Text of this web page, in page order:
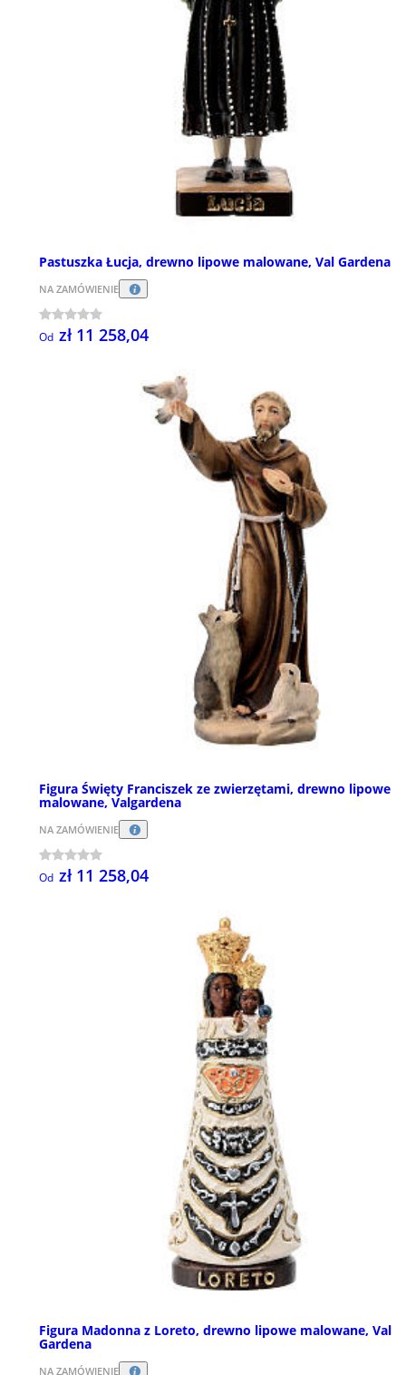
Pastuszka Łucja, drewno lipowe malowane, Val Gardena
NA ZAMÓWIENIE
Od zł 11 258,04
Figura Święty Franciszek ze zwierzętami, drewno lipowe
malowane, Valgardena
NA ZAMÓWIENIE
Od zł 11 258,04
Figura Madonna z Loreto, drewno lipowe malowane, Val
Gardena
NA ZAMÓWIENIE